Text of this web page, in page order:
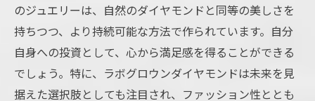
のジュエリーは、自然のダイヤモンドと同等の美しさを
持ちつつ、より持続可能な方法で作られています。自分
自身への投資として、心から満足感を得ることができる
でしょう。特に、ラボグロウンダイヤモンドは未来を見
据えた選択肢としても注目され、ファッション性ととも